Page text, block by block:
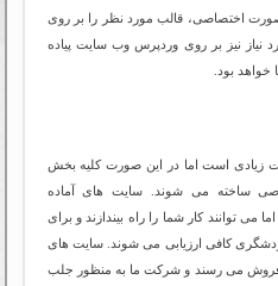
اختصاصی، قالب مورد نظر را بر روی
نیاز نیز بر روی وردپرس وب سایت پیاده
بود.
زیادی است اما در این صورت کلیه بخش
ساخته می شوند. سایت های آماده
توانند کار شما را راه بیندازند و برای
کافی ارزیابی می شوند. سایت های
فروش می رسند و شرکت ما به منظور جلب